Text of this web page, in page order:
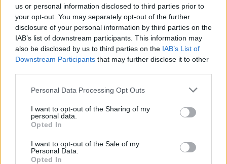
us or personal information disclosed to third parties prior to
your opt-out. You may separately opt-out of the further
disclosure of your personal information by third parties on the
IAB’s list of downstream participants. This information may
also be disclosed by us to third parties on the IAB’s List of
Downstream Participants that may further disclose it to other
Personal Data Processing Opt Outs
I want to opt-out of the Sharing of my
personal data.
Opted In
I want to opt-out of the Sale of my
Personal Data.
Opted In
Viihdeuutiset